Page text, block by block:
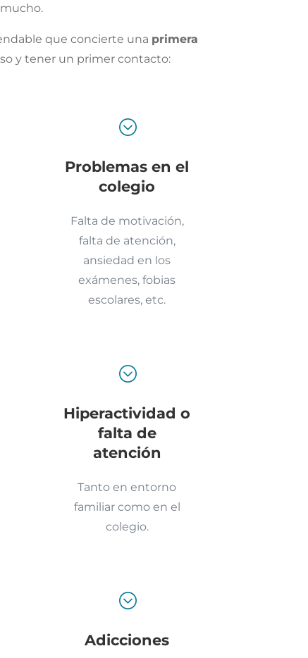
que concierte una primera
y tener un primer contacto:
;
Problemas en el
colegio
Falta de motivación,
falta de atención,
ansiedad en los
exámenes, fobias
escolares, etc.
;
Hiperactividad o
falta de
atención
Tanto en entorno
familiar como en el
colegio.
;
Adicciones